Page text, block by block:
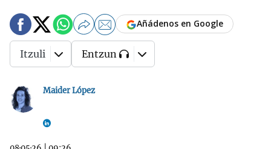
Maider López
Añádenos en Google
Itzuli Entzun